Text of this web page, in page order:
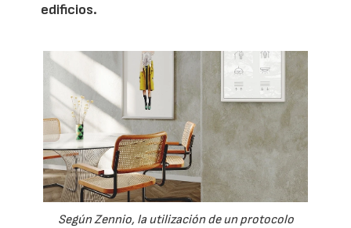
edificios.
Según Zennio, la utilización de un protocolo